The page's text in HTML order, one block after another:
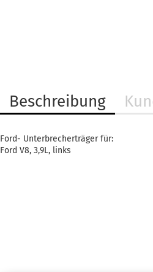
Beschreibung
Ford- Unterbrecherträger für:
Ford V8, 3,9L, links